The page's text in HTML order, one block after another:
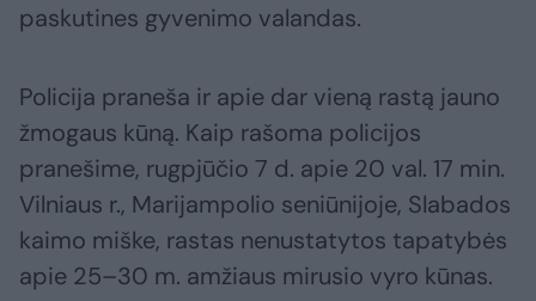
paskutines gyvenimo valandas.
Policija praneša ir apie dar vieną rastą jauno
žmogaus kūną. Kaip rašoma policijos
pranešime, rugpjūčio 7 d. apie 20 val. 17 min.
Vilniaus r., Marijampolio seniūnijoje, Slabados
kaimo miške, rastas nenustatytos tapatybės
apie 25–30 m. amžiaus mirusio vyro kūnas.